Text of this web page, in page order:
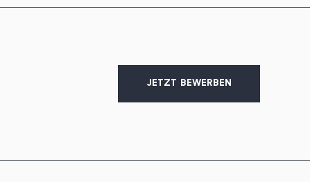
JETZT BEWERBEN